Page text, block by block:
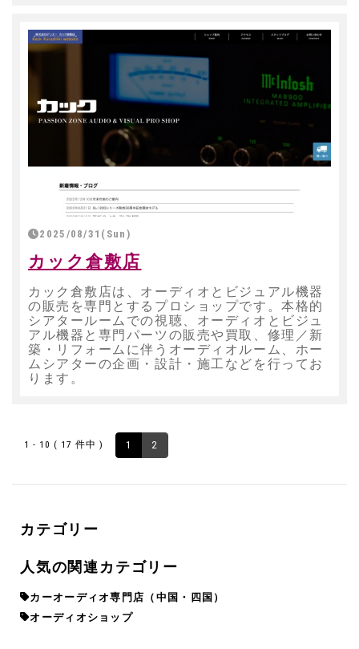
2025/08/31(Sun)
カック倉敷店
カック倉敷店は、オーディオとビジュアル機器
の販売を専門とするプロショップです。本格的
シアタールームでの視聴、オーディオとビジュ
アル機器と専門パーツの販売や買取、修理／新
築・リフォームに伴うオーディオルーム、ホー
ムシアターの企画・設計・施工などを行ってお
ります。
1 - 10 ( 17 件中 ) 1 2
カテゴリー
人気の関連カテゴリー
カーオーディオ専門店（中国・四国）
オーディオショップ